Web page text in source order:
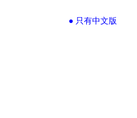
● 只有中文版